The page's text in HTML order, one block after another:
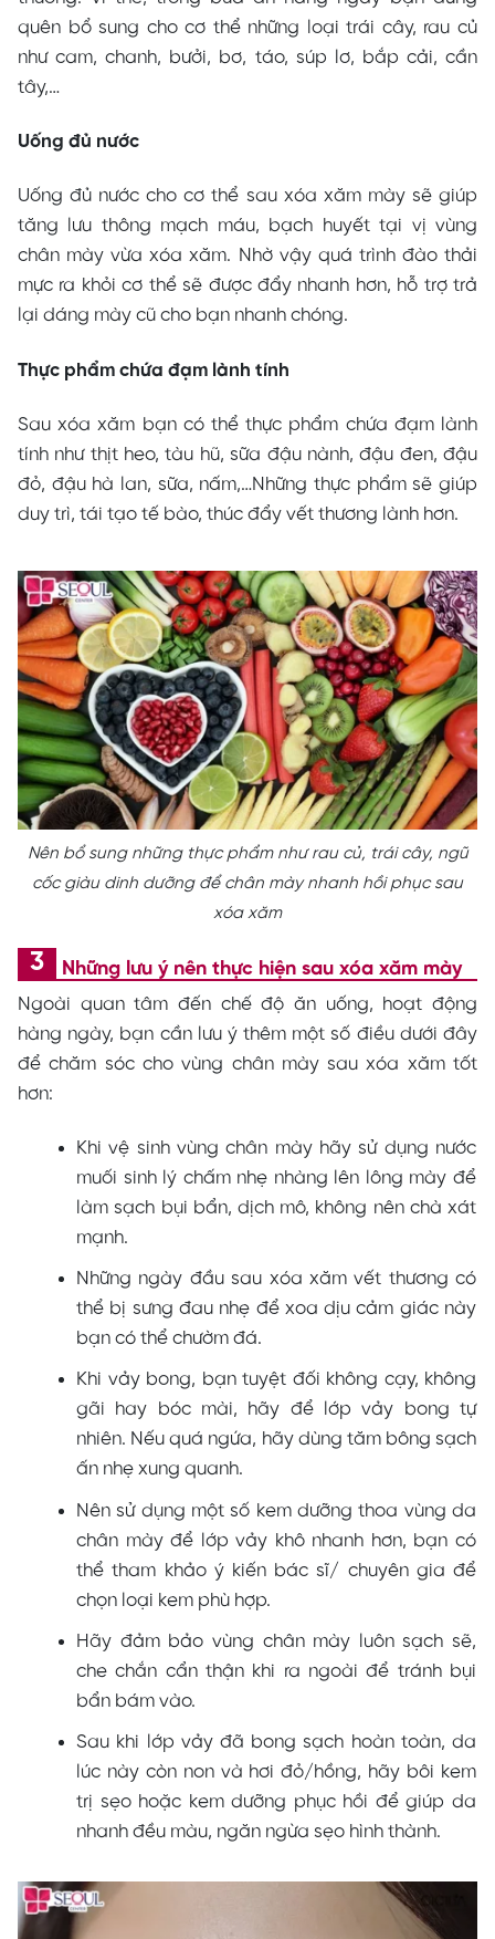
quên bổ sung cho cơ thể những loại trái cây, rau củ
như cam, chanh, bưởi, bơ, táo, súp lơ, bắp cải, cần
tây,…
Uống đủ nước
Uống đủ nước cho cơ thể sau xóa xăm mày sẽ giúp
tăng lưu thông mạch máu, bạch huyết tại vị vùng
chân mày vừa xóa xăm. Nhờ vậy quá trình đào thải
mực ra khỏi cơ thể sẽ được đẩy nhanh hơn, hỗ trợ trả
lại dáng mày cũ cho bạn nhanh chóng.
Thực phẩm chứa đạm lành tính
Sau xóa xăm bạn có thể thực phẩm chứa đạm lành
tính như thịt heo, tàu hũ, sữa đậu nành, đậu đen, đậu
đỏ, đậu hà lan, sữa, nấm,…Những thực phẩm sẽ giúp
duy trì, tái tạo tế bào, thúc đẩy vết thương lành hơn.
Nên bổ sung những thực phẩm như rau củ, trái cây, ngũ
cốc giàu dinh dưỡng để chân mày nhanh hồi phục sau
xóa xăm
Những lưu ý nên thực hiện sau xóa xăm mày
Ngoài quan tâm đến chế độ ăn uống, hoạt động
hàng ngày, bạn cần lưu ý thêm một số điều dưới đây
để chăm sóc cho vùng chân mày sau xóa xăm tốt
hơn:
Khi vệ sinh vùng chân mày hãy sử dụng nước
muối sinh lý chấm nhẹ nhàng lên lông mày để
làm sạch bụi bẩn, dịch mô, không nên chà xát
mạnh.
Những ngày đầu sau xóa xăm vết thương có
thể bị sưng đau nhẹ để xoa dịu cảm giác này
bạn có thể chườm đá.
Khi vảy bong, bạn tuyệt đối không cạy, không
gãi hay bóc mài, hãy để lớp vảy bong tự
nhiên. Nếu quá ngứa, hãy dùng tăm bông sạch
ấn nhẹ xung quanh.
Nên sử dụng một số kem dưỡng thoa vùng da
chân mày để lớp vảy khô nhanh hơn, bạn có
thể tham khảo ý kiến bác sĩ/ chuyên gia để
chọn loại kem phù hợp.
Hãy đảm bảo vùng chân mày luôn sạch sẽ,
che chắn cẩn thận khi ra ngoài để tránh bụi
bẩn bám vào.
Sau khi lớp vảy đã bong sạch hoàn toàn, da
lúc này còn non và hơi đỏ/hồng, hãy bôi kem
trị sẹo hoặc kem dưỡng phục hồi để giúp da
nhanh đều màu, ngăn ngừa sẹo hình thành.